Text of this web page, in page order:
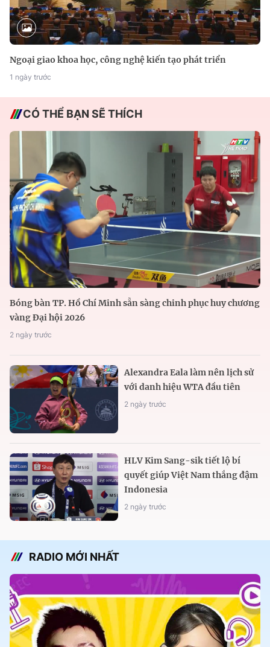
Ngoại giao khoa học, công nghệ kiến tạo phát triển
1 ngày trước
CÓ THỂ BẠN SẼ THÍCH
Bóng bàn TP. Hồ Chí Minh sẵn sàng chinh phục huy chương
vàng Đại hội 2026
2 ngày trước
Alexandra Eala làm nên lịch sử
với danh hiệu WTA đầu tiên
2 ngày trước
HLV Kim Sang-sik tiết lộ bí
quyết giúp Việt Nam thắng đậm
Indonesia
2 ngày trước
RADIO MỚI NHẤT